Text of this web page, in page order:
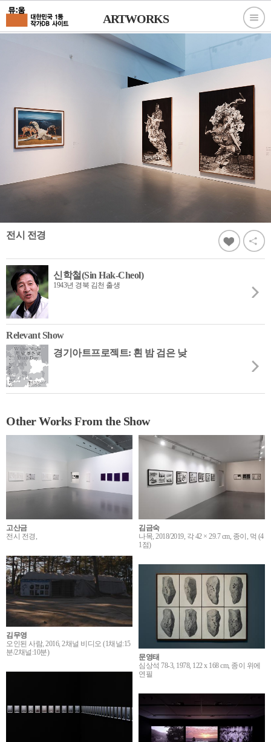
ARTWORKS
전시 전경
신학철(Sin Hak-Cheol)
1943년 경북 김천 출생
Relevant Show
경기아트프로젝트: 흰 밤 검은 낮
Other Works From the Show
고산금
전시 전경,
김금숙
나목, 2018/2019, 각 42 × 29.7 cm, 종이, 먹 (4
1점)
김무영
오인된 사람, 2016, 2채널 비디오 (1채널:15
분/2채널:10분)
문영태
심상석 78-3, 1978, 122 x 168 cm, 종이 위에
연필